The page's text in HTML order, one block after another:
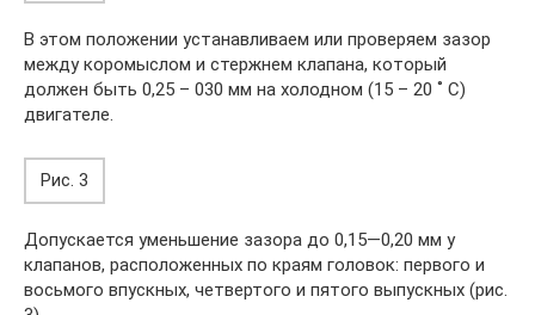
В этом положении устанавливаем или проверяем зазор
между коромыслом и стержнем клапана, который
должен быть 0,25 – 030 мм на холодном (15 – 20 ˚ С)
двигателе.
Рис. 3
Допускается уменьшение зазора до 0,15—0,20 мм у
клапанов, расположенных по краям головок: первого и
восьмого впускных, четвертого и пятого выпускных (рис.